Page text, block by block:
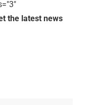
the latest news